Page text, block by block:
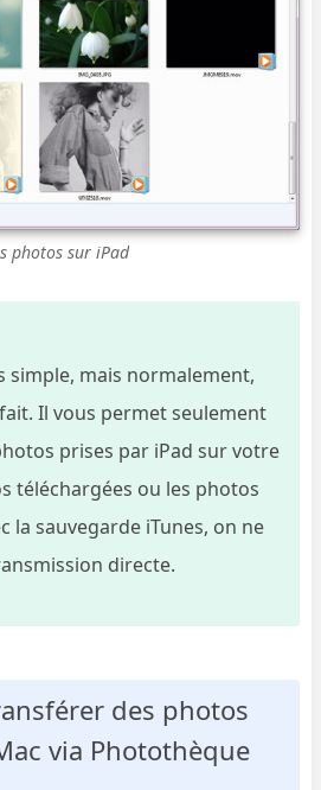
photos sur iPad
simple, mais normalement,
Il vous permet seulement
prises par iPad sur votre
téléchargées ou les photos
la sauvegarde iTunes, on ne
directe.
des photos
via Photothèque